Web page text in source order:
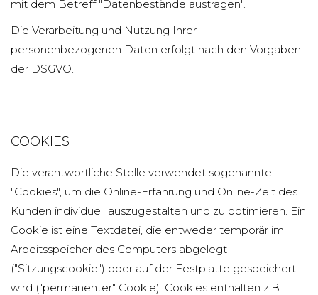
mit dem Betreff "Datenbestände austragen".
Die Verarbeitung und Nutzung Ihrer
personenbezogenen Daten erfolgt nach den Vorgaben
der DSGVO.
COOKIES
Die verantwortliche Stelle verwendet sogenannte
"Cookies", um die Online-Erfahrung und Online-Zeit des
Kunden individuell auszugestalten und zu optimieren. Ein
Cookie ist eine Textdatei, die entweder temporär im
Arbeitsspeicher des Computers abgelegt
("Sitzungscookie") oder auf der Festplatte gespeichert
wird ("permanenter" Cookie). Cookies enthalten z.B.